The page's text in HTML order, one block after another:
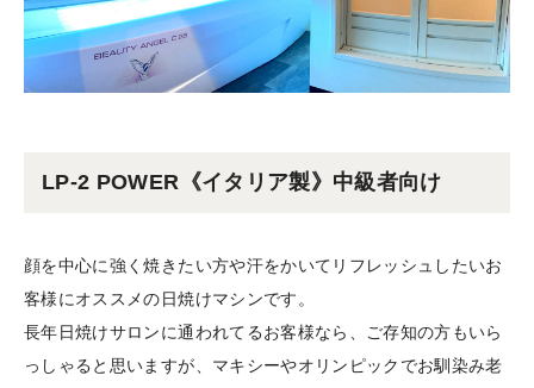
LP-2 POWER《イタリア製》中級者向け
顔を中心に強く焼きたい方や汗をかいてリフレッシュしたいお
客様にオススメの日焼けマシンです。
長年日焼けサロンに通われてるお客様なら、ご存知の方もいら
っしゃると思いますが、マキシーやオリンピックでお馴染み老